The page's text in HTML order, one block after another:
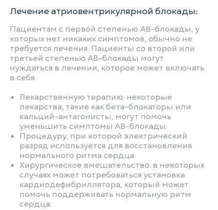
Лечение атриовентрикулярной блокады:
Пациентам с первой степенью АВ-блокады, у
которых нет никаких симптомов, обычно не
требуется лечения. Пациенты со второй или
третьей степенью АВ-блокады могут
нуждаться в лечении, которое может включать
в себя:
Лекарственную терапию: некоторые
лекарства, такие как бета-блокаторы или
кальций-антагонисты, могут помочь
уменьшить симптомы АВ-блокады.
Процедуру, при которой электрический
разряд используется для восстановления
нормального ритма сердца.
Хирургическое вмешательство: в некоторых
случаях может потребоваться установка
кардиодефибриллятора, который может
помочь поддерживать нормальную ритм
сердца.